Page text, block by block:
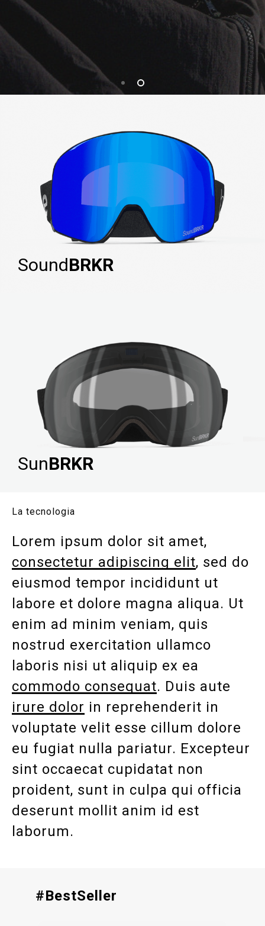
SoundBRKR
SunBRKR
La tecnologia
Lorem ipsum dolor sit amet,
consectetur adipiscing elit, sed do
eiusmod tempor incididunt ut
labore et dolore magna aliqua. Ut
enim ad minim veniam, quis
nostrud exercitation ullamco
laboris nisi ut aliquip ex ea
commodo consequat. Duis aute
irure dolor in reprehenderit in
voluptate velit esse cillum dolore
eu fugiat nulla pariatur. Excepteur
sint occaecat cupidatat non
proident, sunt in culpa qui officia
deserunt mollit anim id est
laborum.
#BestSeller